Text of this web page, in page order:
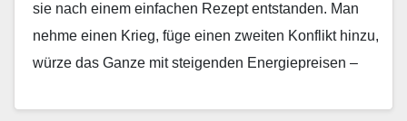
sie nach einem einfachen Rezept entstanden. Man
nehme einen Krieg, füge einen zweiten Konflikt hinzu,
würze das Ganze mit steigenden Energiepreisen –